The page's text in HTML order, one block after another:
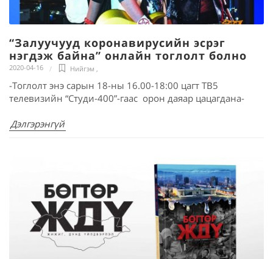
“Залуучууд коронавирусийн эсрэг
нэгдэж байна” онлайн тоглолт болно
2020-04-16 Нийгэм ,
-Тоглолт энэ сарын 18-ны 16.00-18:00 цагт ТВ5
телевизийн “Студи-400”-гаас орон даяар цацагдана-
Дэлгэрэнгүй